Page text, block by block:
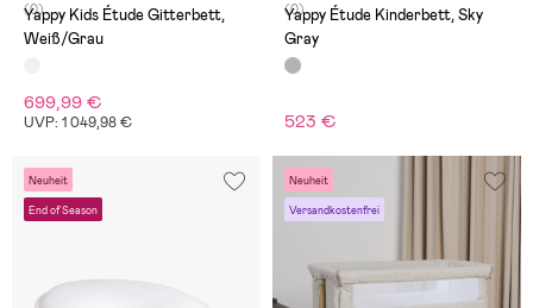
(0)
Yappy Kids Étude Gitterbett,
Weiß/Grau
699,99 €
UVP: 1 049,98 €
(0)
Yappy Étude Kinderbett, Sky
Gray
523 €
Neuheit
End of Season
Neuheit
Versandkostenfrei